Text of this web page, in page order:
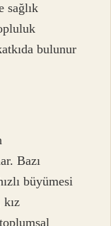
sağlık
bulunur
Bazı
büyümesi